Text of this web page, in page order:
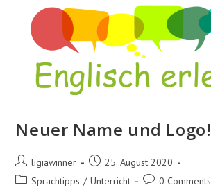
Neuer Name und Logo!
Post
author:
ligiawinner
Post
published:
25. August 2020
PostSprachtipps / Unterricht
Post0 Comments